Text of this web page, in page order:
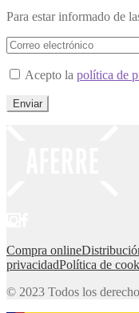
Para estar informado de
Acepto la política de
Compra online
privacidadPolítica de
© 2023 Todos los